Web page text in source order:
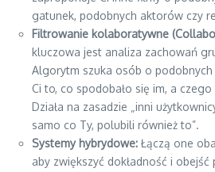
gatunek, podobnych aktorów czy
Filtrowanie kolaboratywne
kluczowa jest analiza zachowań
Algorytm szuka osób o
Ci to, co spodobało się im, a czego
Działa na zasadzie „inni
samo co Ty, polubili również to”.
Systemy hybrydowe: Łączą one
aby zwiększyć dokładność i